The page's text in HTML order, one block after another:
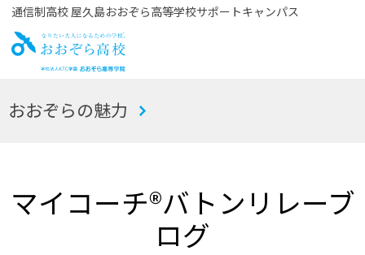
通信制高校 屋久島おおぞら高等学校サポートキャンパス
お
おおぞらの魅力
マイコーチ®バトンリレーブ
ログ